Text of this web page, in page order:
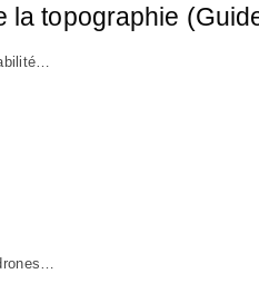
la topographie